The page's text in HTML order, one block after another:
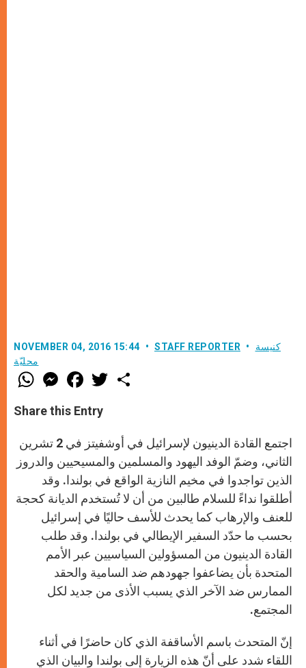
NOVEMBER 04, 2016 15:44 STAFF REPORTER
كنيسة
محليّة
W
h
t
s
p
p
M
e
s
e
g
e
r
F
a
e
b
o
k
w
r
Share this Entry
اجتمع القادة الدينيون لإسرائيل في أوشفيتز في 2 تشرين
الثاني، وضمّ الوفد اليهود والمسلمين والمسيحيين والدروز
الذين تواجدوا في مخيم النازية الواقع في بولندا. وقد
أطلقوا نداءً للسلام طالبين من أن لا تُستخدم الديانة كحجة
للعنف والإرهاب كما يحدث للأسف حاليًا في إسرائيل
بحسب ما حدّد السفير الإيطالي في بولندا. وقد طلب
القادة الدينيون من المسؤولين السياسيين عبر الأمم
المتحدة بأن يضاعفوا جهودهم ضد السامية والحقد
الممارس ضد الآخر الذي يسبب الأذى من جديد لكل
المجتمع.
إنّ المتحدث باسم الأساقفة الذي كان حاضرًا في أثناء
اللقاء شدد على أنّ هذه الزيارة إلى بولندا والبيان الذي